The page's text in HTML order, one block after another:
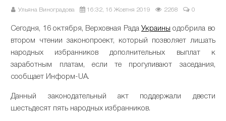
Ульяна Виноградова 16:32, 16 Жовтня 2019 2268 0
Сегодня, 16 октября, Верховная Рада Украины одобрила во
втором чтении законопроект, который позволяет лишать
народных избранников дополнительных выплат к
заработным платам, если те прогуливают заседания,
сообщает Информ-UA.
Данный законодательный акт поддержали двести
шестьдесят пять народных избранников.